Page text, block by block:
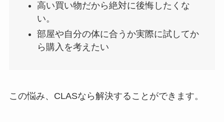
高い買い物だから絶対に後悔したくな
い。
部屋や自分の体に合うか実際に試してか
ら購入を考えたい
この悩み、CLASなら解決することができます。